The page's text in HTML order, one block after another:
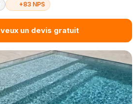
+83 NPS
un devis gratuit